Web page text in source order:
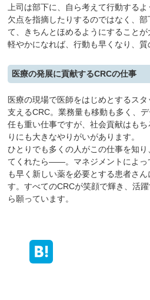
上司は部下に、自ら考えて行動する
欠点を指摘したりするのではなく、
て、きちんとほめるようにすること
軽やかになれば、行動も早くなり、質
医療の発展に貢献するCRCの仕事
医療の現場で医師をはじめとするス
支えるCRC。業務量も移動も多く、
任も重い仕事ですが、社会貢献はも
りにも大きなやりがいがあります。
ひとりでも多くの人がこの仕事を知
てくれたら――。マネジメントによっ
も早く新しい薬を必要とする患者さ
す。すべてのCRCが笑顔で輝き、活
ら願っています。